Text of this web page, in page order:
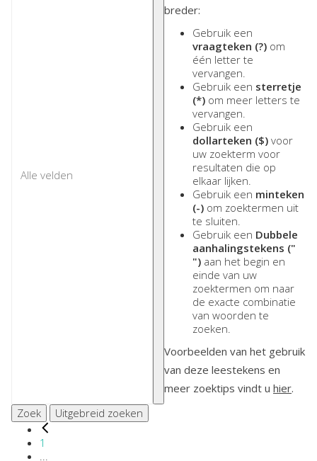
breder:
Gebruik een
vraagteken (?) om
één letter te
vervangen.
Gebruik een sterretje
(*) om meer letters te
vervangen.
Gebruik een
dollarteken ($) voor
uw zoekterm voor
resultaten die op
elkaar lijken.
Gebruik een minteken
(-) om zoektermen uit
te sluiten.
Gebruik een Dubbele
aanhalingstekens ("
") aan het begin en
einde van uw
zoektermen om naar
de exacte combinatie
van woorden te
zoeken.
Voorbeelden van het gebruik
van deze leestekens en
meer zoektips vindt u hier.
Zoek
Uitgebreid zoeken
1